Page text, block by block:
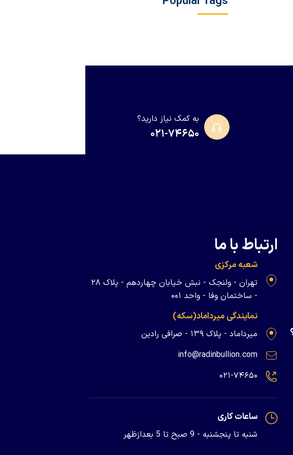
به کمک نیاز دارید؟
۰۲۱-۷۴۶۵۰
ارتباط با ما
شعبه مرکزی
تهران - ولنجک - نبش خیابان چهاردهم - پلاک ۲۸
- ساختمان وفا - واحد ۰۰۱
نمایندگی میرداماد(سکه)
میرداماد - پلاک ۱۳۹ - صرافی رادین
info@radinbullion.com
۰۲۱-۷۴۶۵۰
ساعات کاری
شنبه تا پنجشنبه - 9 صبح تا 5 بعدازظهر